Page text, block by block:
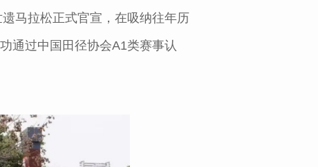
马拉松正式官宣，在吸纳往年历
通过中国田径协会A1类赛事认